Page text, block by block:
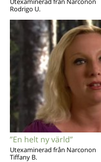
Rodrigo U.
”En helt ny värld”
Utexaminerad från Narconon
Tiffany B.